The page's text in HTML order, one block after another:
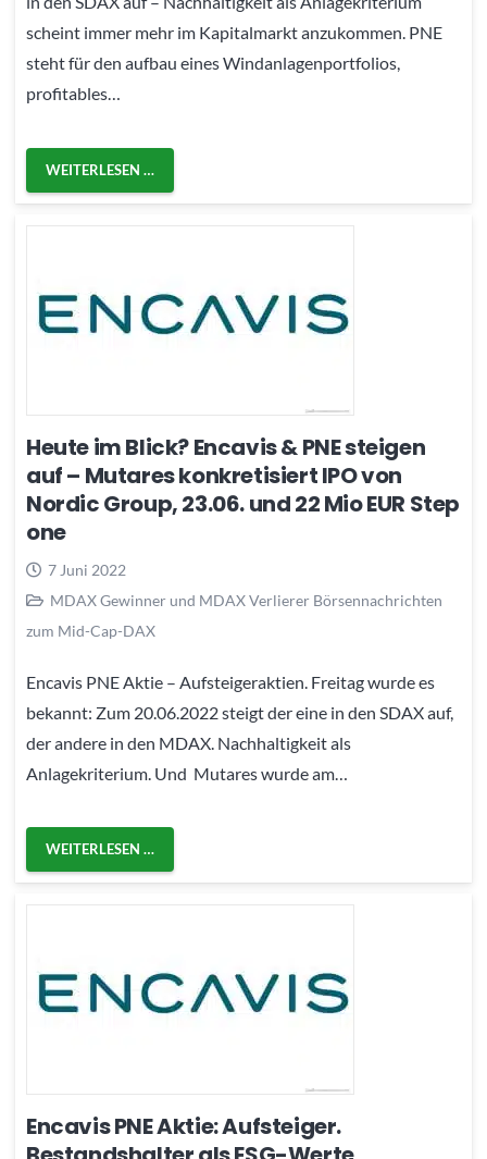
scheint immer mehr im Kapitalmarkt anzukommen. PNE
steht für den aufbau eines Windanlagenportfolios,
profitables…
WEITERLESEN …
Heute im Blick? Encavis & PNE steigen
auf – Mutares konkretisiert IPO von
Nordic Group, 23.06. und 22 Mio EUR Step
one
7 Juni 2022
MDAX Gewinner und MDAX Verlierer Börsennachrichten
zum Mid-Cap-DAX
Encavis PNE Aktie – Aufsteigeraktien. Freitag wurde es
bekannt: Zum 20.06.2022 steigt der eine in den SDAX auf,
der andere in den MDAX. Nachhaltigkeit als
Anlagekriterium. Und Mutares wurde am…
WEITERLESEN …
Encavis PNE Aktie: Aufsteiger.